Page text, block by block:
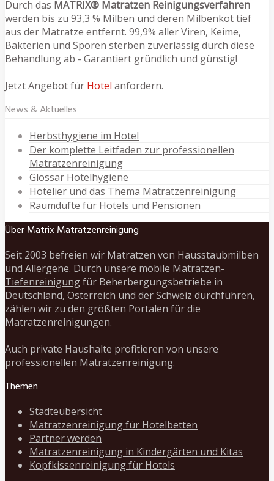
Durch das MATRIX® Matratzen Reinigungsverfahren
werden bis zu 93,3 % Milben und deren Milbenkot tief
aus der Matratze entfernt. 99,9% aller Viren, Keime,
Bakterien und Sporen sterben zuverlässig durch diese
Behandlung ab - Garantiert gründlich und günstig!
Jetzt Angebot für Hotel anfordern.
News & Aktuelles
Herbsthygiene im Hotel
Der komplette Leitfaden zur professionellen
Matratzenreinigung
Glossar Hotelhygiene
Hotelier und das Thema Matratzenreinigung
Raumdüfte für Hotels und Pensionen
Über Matrix Matratzenreinigung
Seit 2003 befreien wir Matratzen von Hausstaubmilben
und Allergene. Durch unsere mobile Matratzen-
Tiefenreinigungfür Beherbergungsbetriebe in
Deutschland, Österreich und der Schweiz durchführen,
zählen wir zu den größten Portalen für die
Matratzenreinigungen.
Auch private Haushalte profitieren von unsere
professionellen Matratzenreinigung.
Themen
Städteübersicht
Matratzenreinigung für Hotelbetten
Partner werden
Matratzenreinigung in Kindergärten und Kitas
Kopfkissenreinigung für Hotels